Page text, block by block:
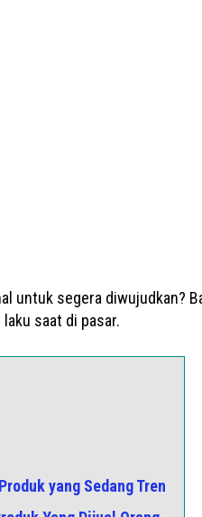
untuk segera diwujudkan?
saat di pasar.
yang Sedang Tren